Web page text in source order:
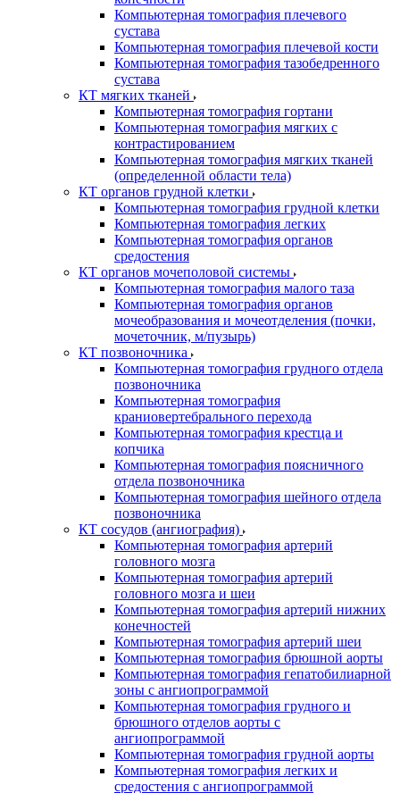
Компьютерная томография плечевого
сустава
Компьютерная томография плечевой кости
Компьютерная томография тазобедренного
сустава
КТ мягких тканей
Компьютерная томография гортани
Компьютерная томография мягких с
контрастированием
Компьютерная томография мягких тканей
(определенной области тела)
КТ органов грудной клетки
Компьютерная томография грудной клетки
Компьютерная томография легких
Компьютерная томография органов
средостения
КТ органов мочеполовой системы
Компьютерная томография малого таза
Компьютерная томография органов
мочеобразования и мочеотделения (почки,
мочеточник, м/пузырь)
КТ позвоночника
Компьютерная томография грудного отдела
позвоночника
Компьютерная томография
краниовертебрального перехода
Компьютерная томография крестца и
копчика
Компьютерная томография поясничного
отдела позвоночника
Компьютерная томография шейного отдела
позвоночника
КТ сосудов (ангиография)
Компьютерная томография артерий
головного мозга
Компьютерная томография артерий
головного мозга и шеи
Компьютерная томография артерий нижних
конечностей
Компьютерная томография артерий шеи
Компьютерная томография брюшной аорты
Компьютерная томография гепатобилиарной
зоны с ангиопрограммой
Компьютерная томография грудного и
брюшного отделов аорты с
ангиопрограммой
Компьютерная томография грудной аорты
Компьютерная томография легких и
средостения с ангиопрограммой